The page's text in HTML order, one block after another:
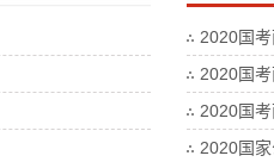
2020国
2020国
2020国
2020国